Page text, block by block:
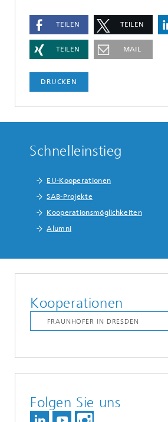
TEILEN TEILEN
TEILEN MAIL
DRUCKEN
Schnelleinstieg
EU-Kooperationen
SAB-Projekte
Kooperationsmöglichkeiten
Alumni
Kooperationen
Folgen Sie uns